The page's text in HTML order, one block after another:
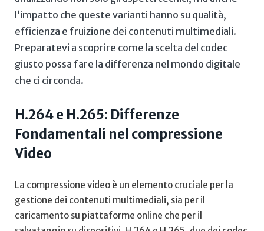
l’impatto che queste varianti hanno su qualità,‍
efficienza e fruizione ⁤dei contenuti multimediali.
‌Preparatevi a ​scoprire come la scelta del codec
giusto‌ possa fare la differenza nel mondo digitale
che ci circonda.
H.264 e H.265: Differenze
Fondamentali nel compressione
⁤Video
La‌ compressione video è⁤ un elemento ‍cruciale per la
gestione dei‌ contenuti multimediali, sia‍ per il
caricamento su piattaforme online che per il